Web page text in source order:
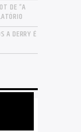
DE “A
A DERRY É